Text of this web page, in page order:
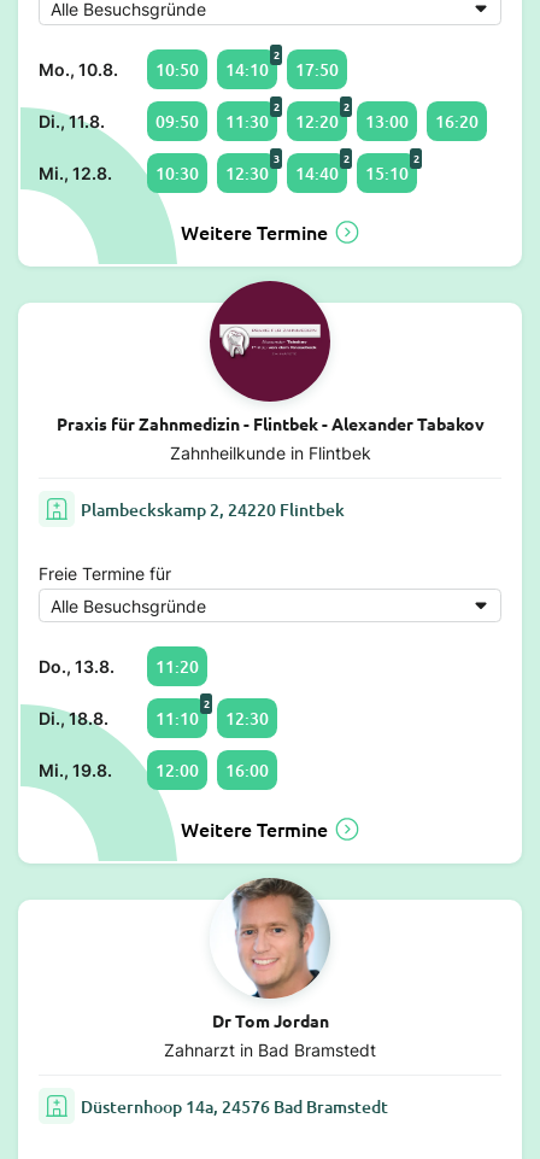
Mo., 10.8. 10:50 14:10
2
17:50
Di., 11.8. 09:50 11:30
2
12:20
2
13:00 16:20
Mi., 12.8. 10:30 12:30
3
14:40
2
15:10
2
Weitere Termine
Praxis für Zahnmedizin - Flintbek - Alexander Tabakov
Zahnheilkunde in Flintbek
Plambeckskamp 2, 24220 Flintbek
Freie Termine für
Do., 13.8. 11:20
Di., 18.8. 11:10
2
12:30
Mi., 19.8. 12:00 16:00
Weitere Termine
Dr Tom Jordan
Zahnarzt in Bad Bramstedt
Düsternhoop 14a, 24576 Bad Bramstedt